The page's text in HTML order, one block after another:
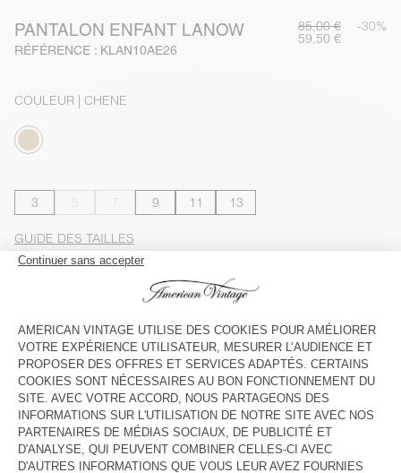
PANTALON ENFANT LANOW
RÉFÉRENCE : KLAN10AE26
85,00 € -30%
59,50 €
COULEUR | CHENE
3 9 11 13
GUIDE DES TAILLES
Livraison estiméeentre le mardi 11 août et le jeudi 13 août
AJOUTER AU PANIER
VOIR LA DISPONIBILITE EN MAGASIN
VOIR LE LOOK